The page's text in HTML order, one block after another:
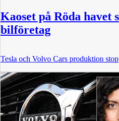
Kaoset på Röda havet
bilföretag
Tesla och Volvo Cars produktion